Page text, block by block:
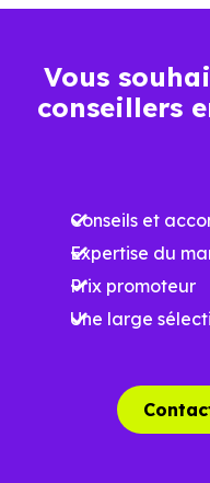
Ces prix varient selon
d'explorer et de
disponibles à Créteil
Le parc résidentiel de
Avec 33.5 % de
Vous
conseillers
Conseils et
Expertise du
Prix promoteur
Une large